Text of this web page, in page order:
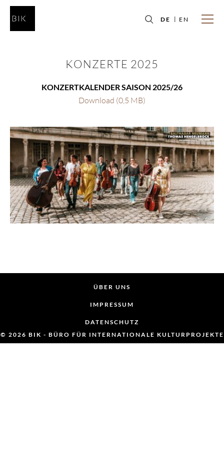
DE EN
KONZERTE 2025
KONZERTKALENDER SAISON 2025/26
Download (0,5 MB)
ÜBER UNS
IMPRESSUM
DATENSCHUTZ
© 2026 BIK - BÜRO FÜR INTERNATIONALE KULTURPROJEKTE